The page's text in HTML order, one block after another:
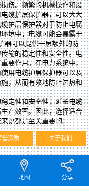
伤。频繁的机械操作和设
缆护层保护器，可以大大
缆护层保护器对于防止电腐
境中，电缆可能会暴露于
器可以提供一层额外的防
输的稳定性和安全性。电
要作用。在电力系统中，
用电缆护层保护器可以及
，从而有效地防止过热和
定性和安全性，延长电缆
产效率。因此，选择适合
说都是至关重要的。
誉资质 关于我们
地图 分享